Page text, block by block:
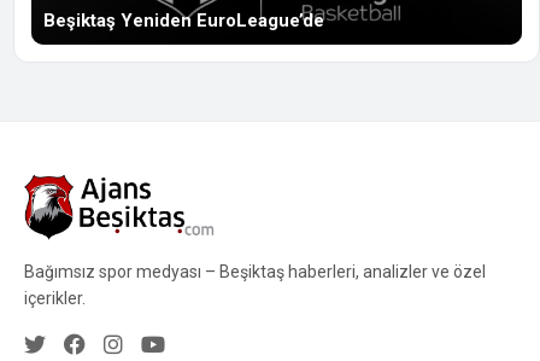
Beşiktaş Yeniden EuroLeague’de
Bağımsız spor medyası – Beşiktaş haberleri, analizler ve özel
içerikler.